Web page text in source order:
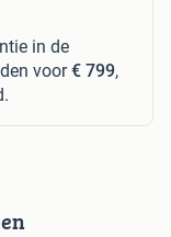
in de
voor€ 799,